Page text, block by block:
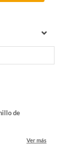
de
Ver más